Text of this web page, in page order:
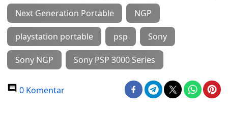
Next Generation Portable NGP
playstation portable psp Sony
Sony NGP Sony PSP 3000 Series
0 Komentar